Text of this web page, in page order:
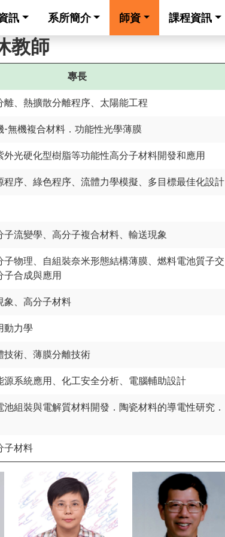
訊 系所簡介 師資 課程資訊
教師
專長
離、熱擴散分離程序、太陽能工程
-無機複合材料．功能性光學薄膜
外光硬化型樹脂等功能性高分子材料開發和應用
程序、綠色程序、流體力學模擬、多目標最佳化設計
子流變學、高分子複合材料、輸送現象
子物理、自組裝奈米形態結構薄膜、燃料電池質子交
子合成與應用
象、高分子材料
動力學
技術、薄膜分離技術
源系統應用、化工安全分析、電腦輔助設計
組裝與電解質材料開發．陶瓷材料的導電性研究．
子材料